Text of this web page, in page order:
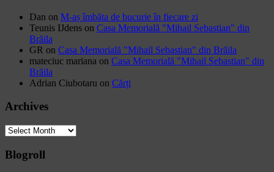
Dan on M-aș îmbăta de bucurie în fiecare zi
Teunis IJdens on Casa Memorială "Mihail Sebastian" din
Brăila
GR on Casa Memorială "Mihail Sebastian" din Brăila
mateciuc mariana on Casa Memorială "Mihail Sebastian" din
Brăila
Adrian Ciubotaru on Cărți
Archives
Archives
Blogroll